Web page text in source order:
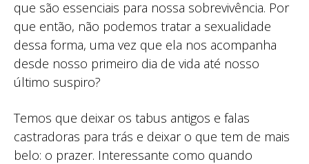
que são essenciais para nossa sobrevivência. Por
que então, não podemos tratar a sexualidade
dessa forma, uma vez que ela nos acompanha
desde nosso primeiro dia de vida até nosso
último suspiro?
Temos que deixar os tabus antigos e falas
castradoras para trás e deixar o que tem de mais
belo: o prazer. Interessante como quando